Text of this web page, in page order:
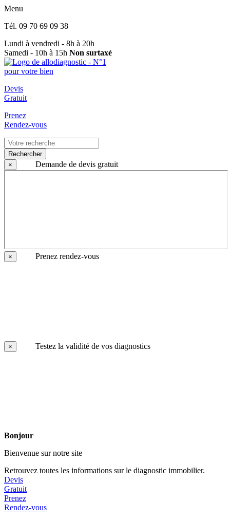
Menu
Tél. 09 70 69 09 38
Lundi à vendredi - 8h à 20h
Samedi - 10h à 15h Non surtaxé
Devis
Gratuit
Prenez
Rendez-vous
Rechercher
×
Demande de devis gratuit
× Prenez rendez-vous
× Testez la validité de vos diagnostics
Bonjour
Bienvenue sur notre site
Retrouvez toutes les informations sur le diagnostic immobilier.
Devis
Gratuit
Prenez
Rendez-vous